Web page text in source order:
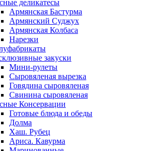
деликатесы
Армянская Бастурма
Армянский Суджух
Армянская Колбаса
Нарезки
закуски
Мини-рулеты
Сыровяленая вырезка
Говядина сыровяленая
Свинина сыровяленая
Консервации
Готовые блюда и обеды
Долма
Хаш. Рубец
Ариса. Кавурма